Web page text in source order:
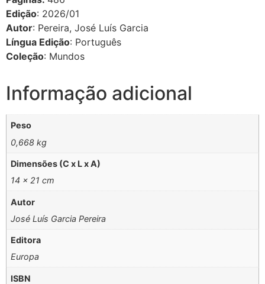
Edição: 2026/01
Autor: Pereira, José Luís Garcia
Língua Edição: Português
Coleção: Mundos
Informação adicional
Peso
0,668 kg
Dimensões (C x L x A)
14 × 21 cm
Autor
José Luís Garcia Pereira
Editora
Europa
ISBN